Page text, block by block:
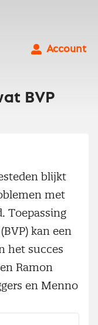
Account
BVP
blijkt
met
Toepassing
kan een
het succes
Ramon
en Menno